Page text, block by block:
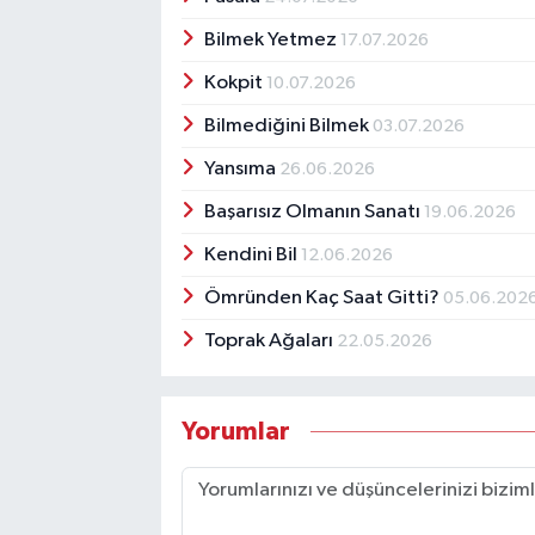
Bilmek Yetmez 17.07.2026
Kokpit 10.07.2026
Bilmediğini Bilmek 03.07.2026
Yansıma 26.06.2026
Başarısız Olmanın Sanatı 19.06.2026
Kendini Bil 12.06.2026
Ömründen Kaç Saat Gitti?
Toprak Ağaları 22.05.2026
Yorumlar